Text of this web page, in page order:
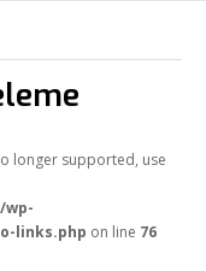
longer supported, use
links.php on line 76